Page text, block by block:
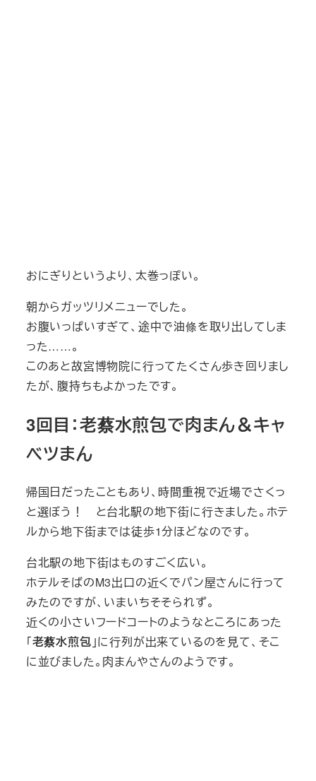
おにぎりというより、太巻っぽい。
朝からガッツリメニューでした。
お腹いっぱいすぎて、途中で油條を取り出してしま
った……。
このあと故宮博物院に行ってたくさん歩き回りまし
たが、腹持ちもよかったです。
3回目：老蔡水煎包で肉まん＆キャ
ベツまん
帰国日だったこともあり、時間重視で近場でさくっ
と選ぼう！ と台北駅の地下街に行きました。ホテ
ルから地下街までは徒歩1分ほどなのです。
台北駅の地下街はものすごく広い。
ホテルそばのM3出口の近くでパン屋さんに行って
みたのですが、いまいちそそられず。
近くの小さいフードコートのようなところにあった
「老蔡水煎包 」に行列が出来ているのを見て、そこ
に並びました。肉まんやさんのようです。